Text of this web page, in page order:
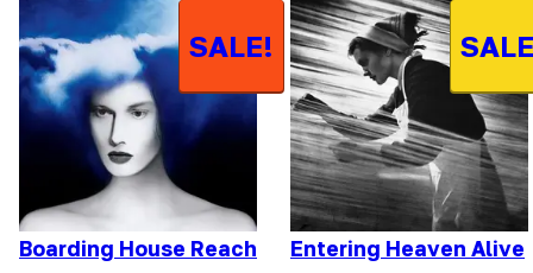
SALE!
Boarding House Reach Entering Heaven Alive